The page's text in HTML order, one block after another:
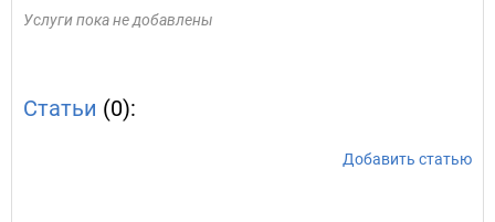
Услуги пока не добавлены
Статьи (0):
Добавить статью